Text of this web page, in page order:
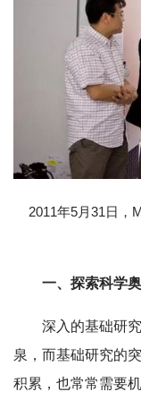
2011年5月31日，
一、探索科学
深入的基础研
泉，而基础研究的
积累，也常常需要